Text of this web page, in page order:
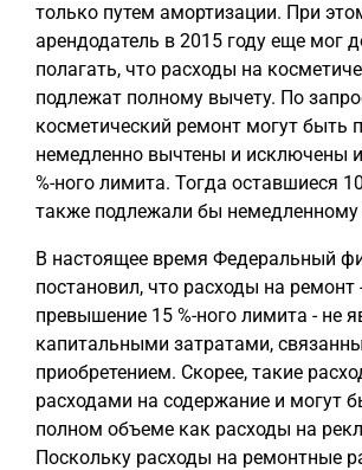
только путем амортизации. При
арендодатель в 2015 году еще мог
полагать, что расходы на
подлежат полному вычету. По
косметический ремонт могут быть
немедленно вычтены и исключены
%-ного лимита. Тогда оставшиеся
также подлежали бы немедленному
В настоящее время Федеральный
постановил, что расходы на ремонт
превышение 15 %-ного лимита - не
капитальными затратами,
приобретением. Скорее, такие
расходами на содержание и могут
полном объеме как расходы на
Поскольку расходы на ремонтные